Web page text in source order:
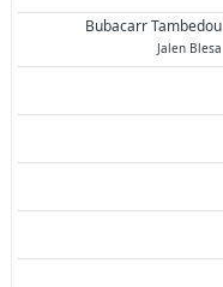
Bubacarr Tambedou
Jalen Blesa